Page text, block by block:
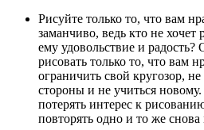
Рисуйте только то, что вам
заманчиво, ведь кто не хочет
ему удовольствие и радость?
рисовать только то, что вам
ограничить свой кругозор,
стороны и не учиться
потерять интерес к
повторять одно и то же